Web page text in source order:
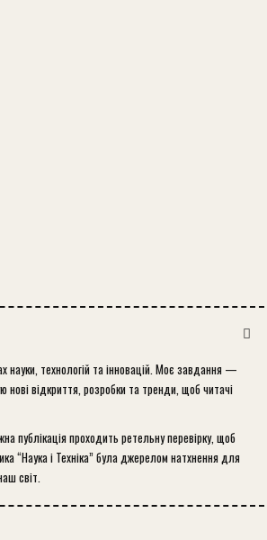
технологій та інновацій. Моє завдання —
відкриття, розробки та тренди, щоб читачі
публікація проходить ретельну перевірку, щоб
“Наука і Техніка” була джерелом натхнення для
світ.